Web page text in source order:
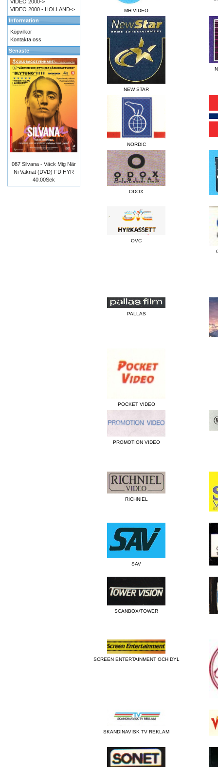
MH VIDEO
NEW STAR
NORDIC
ODOX
OVC
PALLAS
POCKET VIDEO
PROMOTION VIDEO
RICHNIEL
SAV
SCANBOX/TOWER
SCREEN ENTERTAINMENT OCH DYL
SKANDINAVISK TV REKLAM
VIDEO 2000->
VIDEO 2000 - HOLLAND->
Information
Köpvilkor
Kontakta oss
Senaste
087 Silvana - Väck Mig När
Ni Vaknat (DVD) FD HYR
40.00Sek